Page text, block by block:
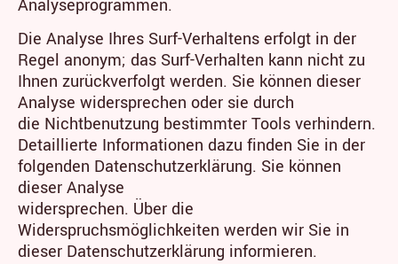
Analyseprogrammen.
Die Analyse Ihres Surf-Verhaltens erfolgt in der
Regel anonym; das Surf-Verhalten kann nicht zu
Ihnen zurückverfolgt werden. Sie können dieser
Analyse widersprechen oder sie durch
die Nichtbenutzung bestimmter Tools verhindern.
Detaillierte Informationen dazu finden Sie in der
folgenden Datenschutzerklärung. Sie können
dieser Analyse
widersprechen. Über die
Widerspruchsmöglichkeiten werden wir Sie in
dieser Datenschutzerklärung informieren.